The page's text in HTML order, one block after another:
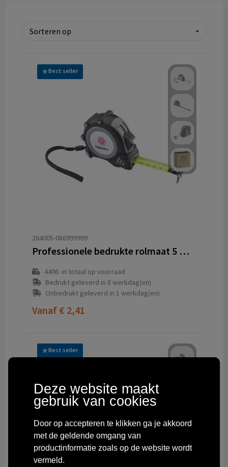
Themageschenken
Best seller
264005-086999999
Professionele bedrukte rolmaat 5 meter gerecycled ABS
4406in totaal op voorraad
Bedrukt geleverd in 8 werkdag(en)
Onbedrukt geleverd in 1 werkdag(en)
Vanaf € 2,41
Best seller
Deze website maakt
gebruik van cookies
Door op accepteren te klikken ga je akkoord
met de geldende omgang van
productinformatie zoals op de website wordt
vermeld.